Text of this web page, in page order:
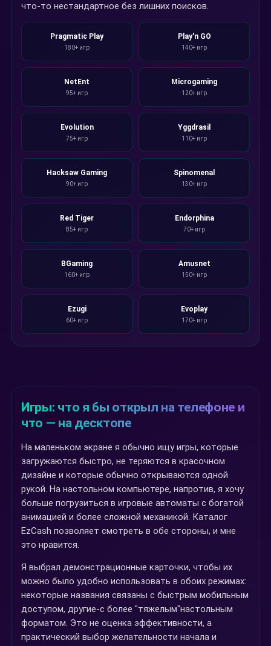
что-то нестандартное без лишних поисков.
Pragmatic Play
180+ игр
Play'n GO
140+ игр
NetEnt
95+ игр
Microgaming
120+ игр
Evolution
75+ игр
Yggdrasil
110+ игр
Hacksaw Gaming
90+ игр
Spinomenal
130+ игр
Red Tiger
85+ игр
Endorphina
70+ игр
BGaming
160+ игр
Amusnet
150+ игр
Ezugi
60+ игр
Evoplay
170+ игр
Игры: что я бы открыл на телефоне и
что — на десктопе
На маленьком экране я обычно ищу игры, которые
загружаются быстро, не теряются в красочном
дизайне и которые обычно открываются одной
рукой. На настольном компьютере, напротив, я хочу
больше погрузиться в игровые автоматы с богатой
анимацией и более сложной механикой. Каталог
EzCash позволяет смотреть в обе стороны, и мне
это нравится.
Я выбрал демонстрационные карточки, чтобы их
можно было удобно использовать в обоих режимах:
некоторые названия связаны с быстрым мобильным
доступом, другие-с более "тяжелым"настольным
форматом. Это не оценка эффективности, а
практический выбор желательности начала и